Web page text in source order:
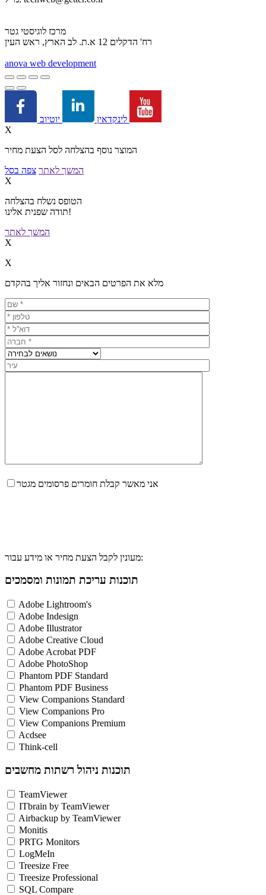
מרכז לוגיסטי גטר
רח' הדקלים 12 א.ת. לב הארץ, ראש העין
anova web development
לינקדאין
X
המוצר נוסף בהצלחה לסל הצעת מחיר
המשך לאתר צפה בסל
X
הטופס נשלח בהצלחה
תודה שפנית אלינו!
המשך לאתר
X
X
מלא את הפרטים הבאים ונחזור אליך בהקדם
אני מאשר קבלת חומרים פרסומים מגטר
מעונין לקבל הצעת מחיר או מידע עבור:
תוכנות עריכת תמונות ומסמכים
Adobe Lightroom's
Adobe Indesign
Adobe Illustrator
Adobe Creative Cloud
Adobe Acrobat PDF
Adobe PhotoShop
Phantom PDF Standard
Phantom PDF Business
View Companions Standard
View Companions Pro
View Companions Premium
Acdsee
Think-cell
תוכנות ניהול רשתות מחשבים
TeamViewer
ITbrain by TeamViewer
Airbackup by TeamViewer
Monitis
PRTG Monitors
LogMeIn
Treesize Free
Treesize Professional
SQL Compare